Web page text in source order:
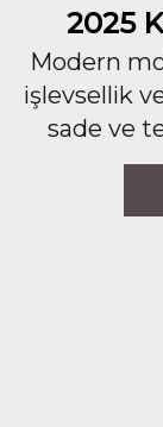
2025
Modern
işlevsellik
sade ve